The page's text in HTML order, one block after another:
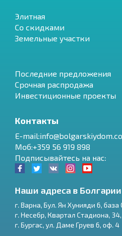
Элитная
Со скидками
Земельные участки
Последние предложения
Срочная распродажа
Инвестиционные проекты
Контакты
E-
Моб:+359 56 919 898
Подписывайтесь на нас:
Наши адреса в Болгарии
г. Варна, Бул. Ян Хунияди 6,
г. Несебр, Квартал Стадиона, 34,
г. Бургас, ул. Даме Груев 6, оф. 4